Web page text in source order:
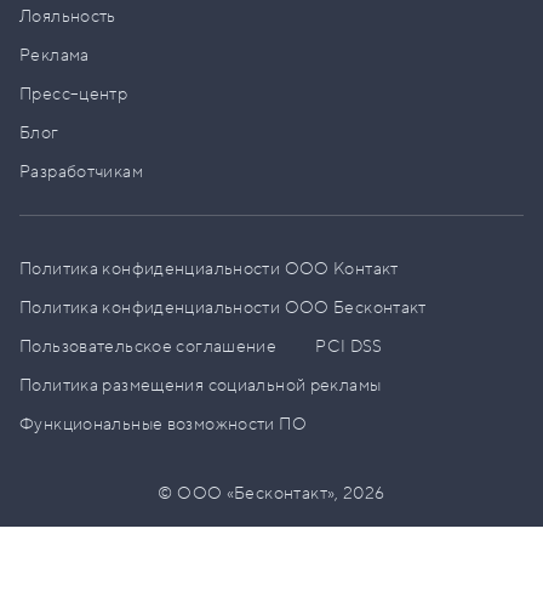
Лояльность
Реклама
Пресс–центр
Блог
Разработчикам
Политика конфиденциальности ООО Контакт
Политика конфиденциальности ООО Бесконтакт
Пользовательское соглашение
PCI DSS
Политика размещения социальной рекламы
Функциональные возможности ПО
© ООО «Бесконтакт»,2026